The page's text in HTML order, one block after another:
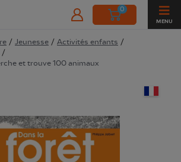
0
MENU
/ Jeunesse / Activités enfants /
/
et trouve 100 animaux